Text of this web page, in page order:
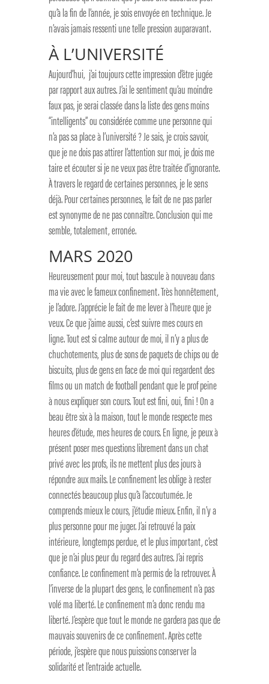
qu’à la fin de l’année, je sois envoyée en technique. Je
n’avais jamais ressenti une telle pression auparavant.
À L’UNIVERSITÉ
Aujourd’hui, j’ai toujours cette impression d’être jugée
par rapport aux autres. J’ai le sentiment qu’au moindre
faux pas, je serai classée dans la liste des gens moins
“intelligents’’ ou considérée comme une personne qui
n’a pas sa place à l’université ? Je sais, je crois savoir,
que je ne dois pas attirer l’attention sur moi, je dois me
taire et écouter si je ne veux pas être traitée d’ignorante.
À travers le regard de certaines personnes, je le sens
déjà. Pour certaines personnes, le fait de ne pas parler
est synonyme de ne pas connaître. Conclusion qui me
semble, totalement, erronée.
MARS 2020
Heureusement pour moi, tout bascule à nouveau dans
ma vie avec le fameux confinement. Très honnêtement,
je l’adore. J’apprécie le fait de me lever à l’heure que je
veux. Ce que j’aime aussi, c’est suivre mes cours en
ligne. Tout est si calme autour de moi, il n’y a plus de
chuchotements, plus de sons de paquets de chips ou de
biscuits, plus de gens en face de moi qui regardent des
films ou un match de football pendant que le prof peine
à nous expliquer son cours. Tout est fini, oui, fini ! On a
beau être six à la maison, tout le monde respecte mes
heures d’étude, mes heures de cours. En ligne, je peux à
présent poser mes questions librement dans un chat
privé avec les profs, ils ne mettent plus des jours à
répondre aux mails. Le confinement les oblige à rester
connectés beaucoup plus qu’à l’accoutumée. Je
comprends mieux le cours, j’étudie mieux. Enfin, il n’y a
plus personne pour me juger. J’ai retrouvé la paix
intérieure, longtemps perdue, et le plus important, c’est
que je n’ai plus peur du regard des autres. J’ai repris
confiance. Le confinement m’a permis de la retrouver. À
l’inverse de la plupart des gens, le confinement n’a pas
volé ma liberté. Le confinement m’a donc rendu ma
liberté. J’espère que tout le monde ne gardera pas que de
mauvais souvenirs de ce confinement. Après cette
période, j’espère que nous puissions conserver la
solidarité et l’entraide actuelle.